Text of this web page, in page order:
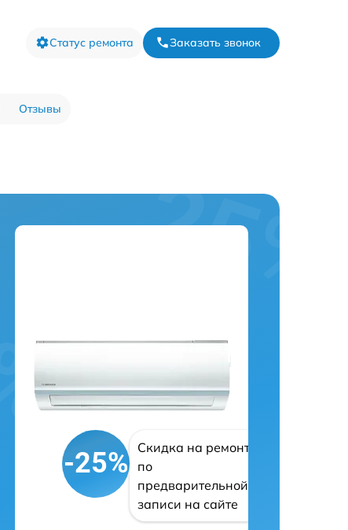
Статус ремонта Заказать звонок
Отзывы
-25%
Скидка на ремонт
по
предварительной
записи на сайте